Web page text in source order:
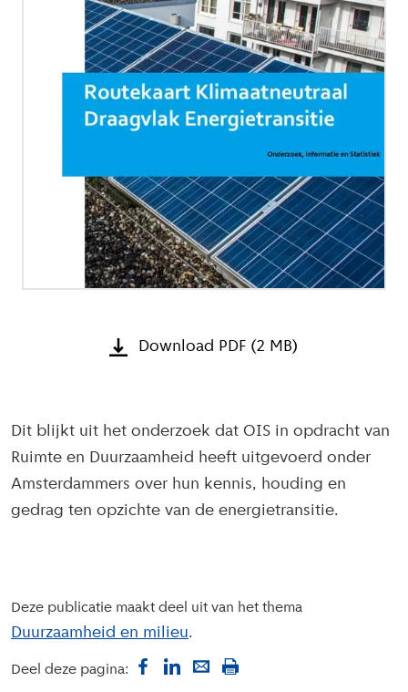
Download PDF (2 MB)
Dit blijkt uit het onderzoek dat OIS in opdracht van
Ruimte en Duurzaamheid heeft uitgevoerd onder
Amsterdammers over hun kennis, houding en
gedrag ten opzichte van de energietransitie.
Deze publicatie maakt deel uit van het thema
Duurzaamheid en milieu
Deel deze pagina: